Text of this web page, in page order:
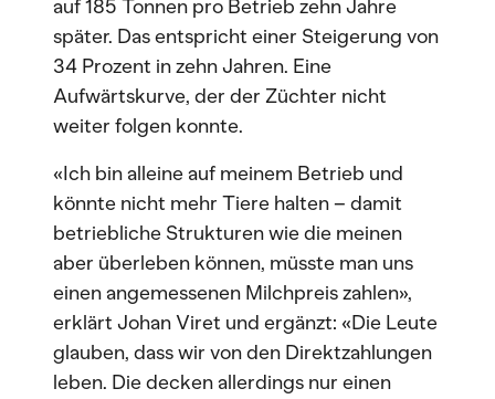
auf 185 Tonnen pro Betrieb zehn Jahre
später. Das entspricht einer Steigerung von
34 Prozent in zehn Jahren. Eine
Aufwärtskurve, der der Züchter nicht
weiter folgen konnte.
«Ich bin alleine auf meinem Betrieb und
könnte nicht mehr Tiere halten – damit
betriebliche Strukturen wie die meinen
aber überleben können, müsste man uns
einen angemessenen Milchpreis zahlen»,
erklärt Johan Viret und ergänzt: «Die Leute
glauben, dass wir von den Direktzahlungen
leben. Die decken allerdings nur einen